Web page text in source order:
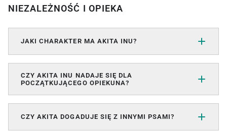
NIEZALEŻNOŚĆ I OPIEKA
JAKI CHARAKTER MA AKITA INU?
CZY AKITA INU NADAJE SIĘ DLA
POCZĄTKUJĄCEGO OPIEKUNA?
CZY AKITA DOGADUJE SIĘ Z INNYMI PSAMI?